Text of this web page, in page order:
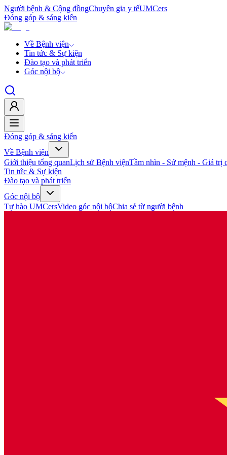
Người bệnh & Cộng đồngChuyên gia y tếUMCers
Đóng góp & sáng kiến
Về Bệnh viện
Tin tức & Sự kiện
Đào tạo và phát triển
Góc nội bộ
Đóng góp & sáng kiến
Về Bệnh viện
Giới thiệu tổng quanLịch sử Bệnh việnTầm nhìn - Sứ mệnh - Giá trị
Tin tức & Sự kiện
Đào tạo và phát triển
Góc nội bộ
Tự hào UMCersVideo góc nội bộChia sẻ từ người bệnh